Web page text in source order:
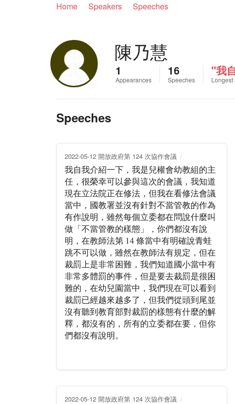
Home Speakers Speeches
陳乃慧
1
Appearances
16
Speeches
"我
Longest
Speeches
2022-05-12 開放政府第 124 次協作會議
我自我介紹一下，我是兒權會幼教組的主
任，很榮幸可以參與這次的會議，我知道
現在立法院正在修法，但我在看修法會議
當中，國教署並沒有針對不當管教的作為
有作說明，雖然每個立委都在問說什麼叫
做「不當管教的樣態」，你們都沒有說
明，在教師法第 14 條當中有明確說青蛙
跳不可以做，雖然在教師法有規定，但在
裁罰上是非常困難，我們知道國小當中有
非常多體罰的事件，但是要去裁罰是很困
難的，在幼兒園當中，我們現在可以看到
裁罰已經越來越多了，但我們從頭到尾並
沒有聽到教育部對裁罰的樣態有什麼的解
釋，都沒有的，所有的立委都在要，但你
們都沒有說明。
2022-05-12 開放政府第 124 次協作會議